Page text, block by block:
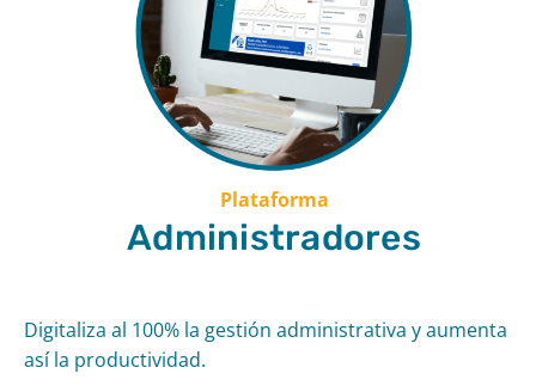
Plataforma
Administradores
Digitaliza al 100% la gestión administrativa y aumenta
así la productividad.